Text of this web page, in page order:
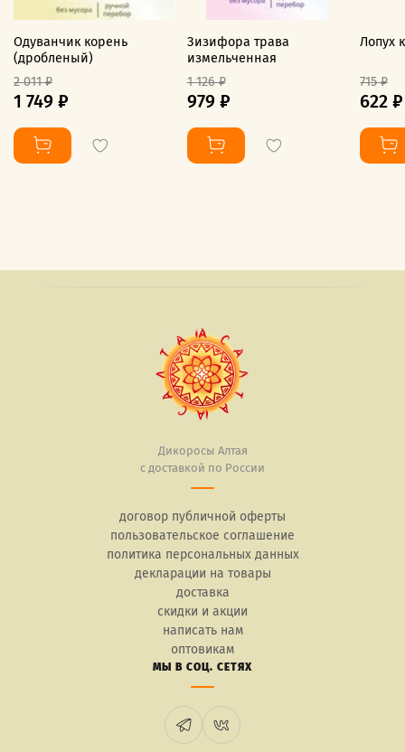
Одуванчик корень
(дробленый)
2 011 ₽
1 749 ₽
Зизифора трава
измельченная
1 126 ₽
979 ₽
Лопух
715 ₽
622 ₽
Дикоросы Алтая
с доставкой по России
договор публичной оферты
пользовательское соглашение
политика персональных данных
декларации на товары
доставка
скидки и акции
написать нам
оптовикам
МЫ В СОЦ. СЕТЯХ